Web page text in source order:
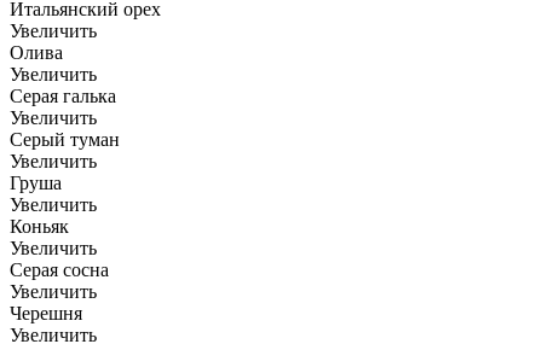
Итальянский орех
Увеличить
Олива
Увеличить
Серая галька
Увеличить
Серый туман
Увеличить
Груша
Увеличить
Коньяк
Увеличить
Серая сосна
Увеличить
Черешня
Увеличить